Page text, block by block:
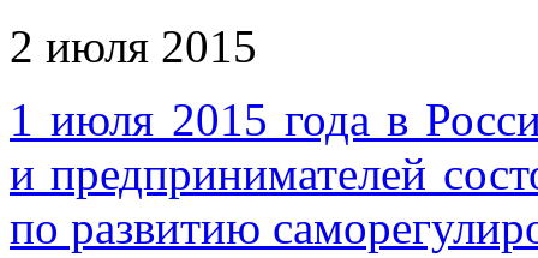
2 июля 2015
1 июля 2015 года в
и предпринимателей
по развитию